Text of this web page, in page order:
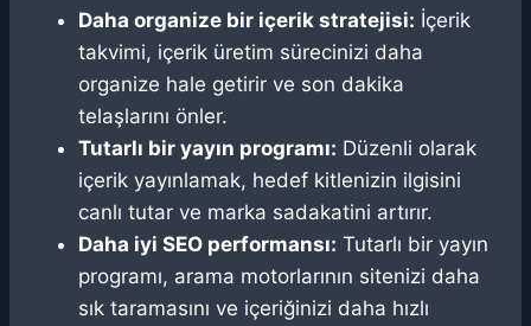
Daha organize bir içerik stratejisi: İçerik
takvimi, içerik üretim sürecinizi daha
organize hale getirir ve son dakika
telaşlarını önler.
Tutarlı bir yayın programı: Düzenli olarak
içerik yayınlamak, hedef kitlenizin ilgisini
canlı tutar ve marka sadakatini artırır.
Daha iyi SEO performansı: Tutarlı bir yayın
programı, arama motorlarının sitenizi daha
sık taramasını ve içeriğinizi daha hızlı